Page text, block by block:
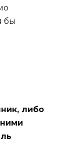
бы
либо